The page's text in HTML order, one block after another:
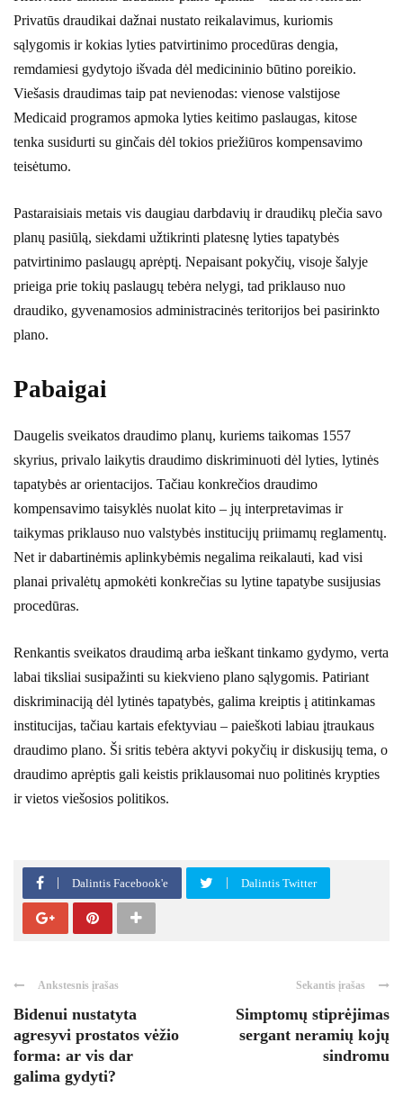
Privatūs draudikai dažnai nustato reikalavimus, kuriomis
sąlygomis ir kokias lyties patvirtinimo procedūras dengia,
remdamiesi gydytojo išvada dėl medicininio būtino poreikio.
Viešasis draudimas taip pat nevienodas: vienose valstijose
Medicaid programos apmoka lyties keitimo paslaugas, kitose
tenka susidurti su ginčais dėl tokios priežiūros kompensavimo
teisėtumo.
Pastaraisiais metais vis daugiau darbdavių ir draudikų plečia savo
planų pasiūlą, siekdami užtikrinti platesnę lyties tapatybės
patvirtinimo paslaugų aprėptį. Nepaisant pokyčių, visoje šalyje
prieiga prie tokių paslaugų tebėra nelygi, tad priklauso nuo
draudiko, gyvenamosios administracinės teritorijos bei pasirinkto
plano.
Pabaigai
Daugelis sveikatos draudimo planų, kuriems taikomas 1557
skyrius, privalo laikytis draudimo diskriminuoti dėl lyties, lytinės
tapatybės ar orientacijos. Tačiau konkrečios draudimo
kompensavimo taisyklės nuolat kito – jų interpretavimas ir
taikymas priklauso nuo valstybės institucijų priimamų reglamentų.
Net ir dabartinėmis aplinkybėmis negalima reikalauti, kad visi
planai privalėtų apmokėti konkrečias su lytine tapatybe susijusias
procedūras.
Renkantis sveikatos draudimą arba ieškant tinkamo gydymo, verta
labai tiksliai susipažinti su kiekvieno plano sąlygomis. Patiriant
diskriminaciją dėl lytinės tapatybės, galima kreiptis į atitinkamas
institucijas, tačiau kartais efektyviau – paieškoti labiau įtraukaus
draudimo plano. Ši sritis tebėra aktyvi pokyčių ir diskusijų tema, o
draudimo aprėptis gali keistis priklausomai nuo politinės krypties
ir vietos viešosios politikos.
Dalintis Facebook'e Dalintis Twitter
Ankstesnis įrašas
Bidenui nustatyta
agresyvi prostatos vėžio
forma: ar vis dar
galima gydyti?
Sekantis įrašas
Simptomų stiprėjimas
sergant neramių kojų
sindromu